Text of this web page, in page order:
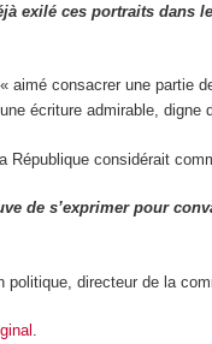
exilé ces portraits dans
aimé consacrer une
écriture admirable, digne
République considérait
de s’exprimer pour
politique, directeur de la
.